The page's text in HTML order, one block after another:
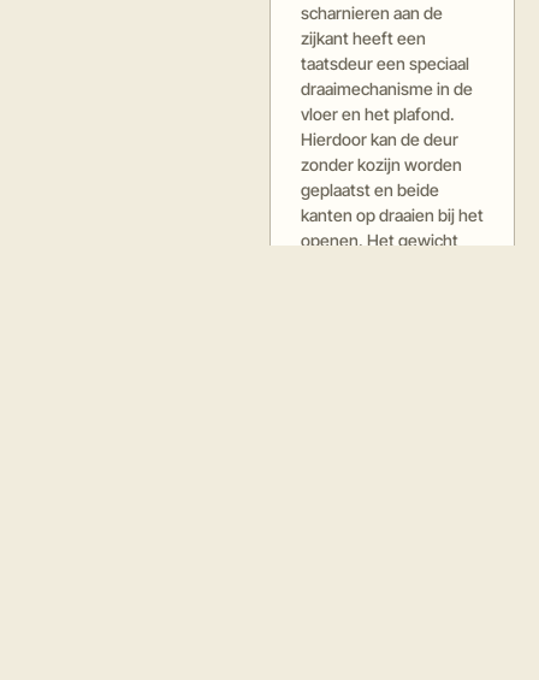
scharnieren aan de
zijkant heeft een
taatsdeur een speciaal
draaimechanisme in de
vloer en het plafond.
Hierdoor kan de deur
zonder kozijn worden
geplaatst en beide
kanten op draaien bij het
openen. Het gewicht